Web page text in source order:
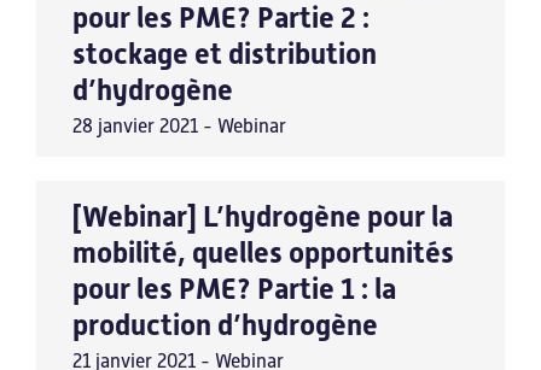
Programme Realize
Programme Explore
Formations
Notre expertise
Nos webinars
Success stories
pour les PME? Partie 2 :
stockage et distribution
d’hydrogène
28 janvier 2021 - Webinar
[Webinar] L’hydrogène pour la
mobilité, quelles opportunités
pour les PME? Partie 1 : la
production d’hydrogène
21 janvier 2021 - Webinar